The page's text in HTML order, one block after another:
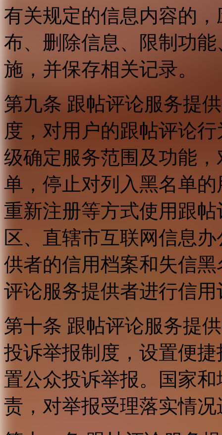
有关规定的信息内容的
布、删除信息、限制功
施，并保存相关记录。
第九条 跟帖评论服务提
度，对用户的跟帖评论
级确定服务范围及功能
单，停止对列入黑名单
重新注册等方式使用跟
区、直辖市互联网信息
供者的信用档案和失信
评论服务提供者进行信用
第十条 跟帖评论服务提
投诉举报制度，设置便
置公众投诉举报。国家
责，对举报受理落实情